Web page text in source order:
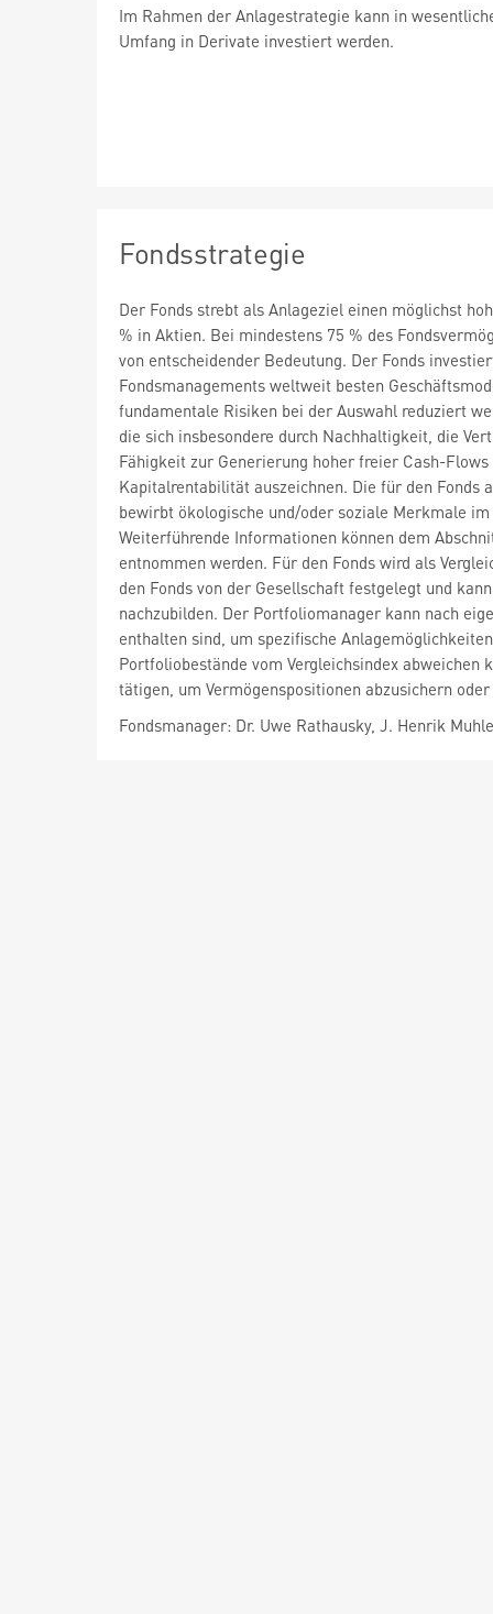
Im Rahmen der Anlagestrategie kann in
Umfang in Derivate investiert werden.
Fondsstrategie
Der Fonds strebt als Anlageziel einen möglichst
% in Aktien. Bei mindestens 75 % des
von entscheidender Bedeutung. Der Fonds
Fondsmanagements weltweit besten
fundamentale Risiken bei der Auswahl reduziert
die sich insbesondere durch Nachhaltigkeit, die
Fähigkeit zur Generierung hoher freier Cash-
Kapitalrentabilität auszeichnen. Die für den Fonds
bewirbt ökologische und/oder soziale Merkmale im
Weiterführende Informationen können dem
entnommen werden. Für den Fonds wird als
den Fonds von der Gesellschaft festgelegt und
nachzubilden. Der Portfoliomanager kann nach
enthalten sind, um spezifische
Portfoliobestände vom Vergleichsindex abweichen
tätigen, um Vermögenspositionen abzusichern
Fondsmanager: Dr. Uwe Rathausky, J. Henrik Muhle